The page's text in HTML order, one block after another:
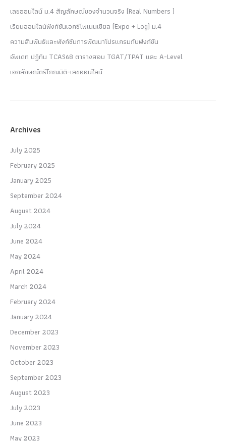
เลขออนไลน์ ม.4 สัญลักษณ์ของจำนวนจริง (Real Numbers )
เรียนออนไลน์ฟังก์ชันเอกซ์โพเนนเชียล (Expo + Log) ม.4
ความสัมพันธ์และฟังก์ชันการพัฒนาโปรแกรมกับฟังก์ชัน
อัพเดท ปฏิทิน TCAS68 ตารางสอบ TGAT/TPAT และ A-Level
เอกลักษณ์ตรีโกณมิติ-เลขออนไลน์
Archives
July 2025
February 2025
January 2025
September 2024
August 2024
July 2024
June 2024
May 2024
April 2024
March 2024
February 2024
January 2024
December 2023
November 2023
October 2023
September 2023
August 2023
July 2023
June 2023
May 2023